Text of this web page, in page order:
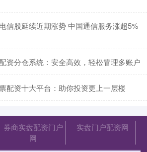
信股延续近期涨势 中国通信服务涨超5%
资分仓系统：安全高效，轻松管理多账户
配资十大平台：助你投资更上一层楼
券商实盘配资门户
网
实盘门户配资网